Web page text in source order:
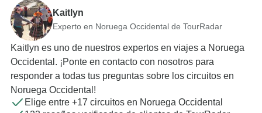
Kaitlyn
Experto en Noruega Occidental de TourRadar
Kaitlyn es uno de nuestros expertos en viajes a Noruega
Occidental. ¡Ponte en contacto con nosotros para
responder a todas tus preguntas sobre los circuitos en
Noruega Occidental!
Elige entre +17 circuitos en Noruega Occidental